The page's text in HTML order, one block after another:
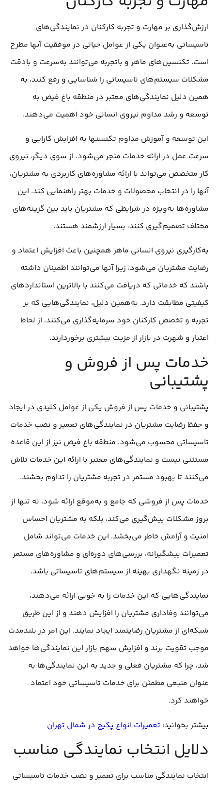
ارزش‌گذاری بر مهارت و تجربه کارکنان در نمایندگی‌های
تاسیساتی به‌عنوان یکی از عوامل حیاتی در موفقیت آنها مطرح
است. تکنسین‌های ماهر و باتجربه می‌توانند به‌سرعت و بادقت
مشکلات سیستم‌های تاسیساتی را شناسایی و رفع کنند، به
همین دلیل نمایندگی‌های معتبر در منطقه باغ فیض به
توسعه و رشد مداوم نیروی انسانی خود اهمیت می‌دهند.
این توسعه و آموزش مداوم تکنسنها به افزایش کارایی و
سرعت عمل در ارائه خدمات منجر می‌شود. از سوی دیگر، نیروی
کار متخصص می‌تواند با ارائه مشاوره‌های کاربردی به مشتریان،
آنها را در انتخاب محصولات و خدمات بهتر راهنمایی کند. این
مشاوره‌ها به‌ویژه در شرایطی که مشتریان باید بین گزینه‌های
مختلف تصمیم‌گیری کنند، بسیار ارزشمند هستند.
به‌کارگیری نیروی انسانی ماهر همچنین باعث افزایش اعتماد و
رضایت مشتریان می‌شود، زیرا آنها می‌توانند اطمینان داشته
باشند که خدماتی که دریافت می‌کنند با بالاترین استانداردهای
کیفیتی مطابقت دارد. به‌همین دلیل، نمایندگی‌هایی که بر
تجربه و تخصص کارکنان خود سرمایه‌گذاری می‌کنند، از لحاظ
اعتبار و شهرت در بازار از مزیت بیشتری برخوردارند.
خدمات پس از فروش و
پشتیبانی
پشتیبانی و خدمات پس از فروش یکی از عوامل کلیدی در ایجاد
و حفظ رضایت مشتریان در نمایندگی‌های تعمیر و نصب خدمات
تاسیساتی محسوب می‌شود. منطقه باغ فیض نیز از این قاعده
مستثنی نیست و نمایندگی‌های معتبر با ارائه این خدمات تلاش
می‌کنند تا بهبود مستمر در تجربه مشتریان را تداوم بخشند.
خدمات پس از فروشی که جامع و به‌موقع ارائه شود، نه تنها از
بروز مشکلات پیش‌گیری می‌کند، بلکه به مشتریان احساس
امنیت و آرامش خاطر می‌بخشد. این خدمات می‌تواند شامل
تعمیرات پیشگیرانه، بررسی‌های دوره‌ای و مشاوره‌های مستمر
در زمینه نگهداری بهینه از سیستم‌های تاسیساتی باشد.
نمایندگی‌هایی که این خدمات را به خوبی ارائه می‌دهند،
می‌توانند وفاداری مشتریان را افزایش دهند و از این طریق
شبکه‌ای از مشتریان رضایتمند ایجاد نمایند. این امر در بلندمدت
موجب تقویت برند و افزایش سهم بازار این نمایندگی‌ها خواهد
شد، چرا که مشتریان فعلی و جدید به این نمایندگی‌ها به
عنوان منبعی مطمئن برای خدمات تاسیساتی خود اعتماد
خواهند کرد.
بیشتر بخوانید: تعمیرات انواع پکیج در شمال تهران
دلایل انتخاب نمایندگی مناسب
انتخاب نمایندگی مناسب برای تعمیر و نصب خدمات تاسیساتی